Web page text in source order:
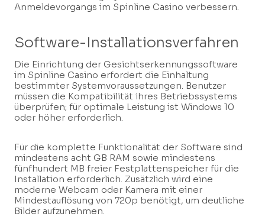
Anmeldevorgangs im Spinline Casino verbessern.
Software-Installationsverfahren
Die Einrichtung der Gesichtserkennungssoftware
im Spinline Casino erfordert die Einhaltung
bestimmter Systemvoraussetzungen. Benutzer
müssen die Kompatibilität ihres Betriebssystems
überprüfen; für optimale Leistung ist Windows 10
oder höher erforderlich.
Für die komplette Funktionalität der Software sind
mindestens acht GB RAM sowie mindestens
fünfhundert MB freier Festplattenspeicher für die
Installation erforderlich. Zusätzlich wird eine
moderne Webcam oder Kamera mit einer
Mindestauflösung von 720p benötigt, um deutliche
Bilder aufzunehmen.